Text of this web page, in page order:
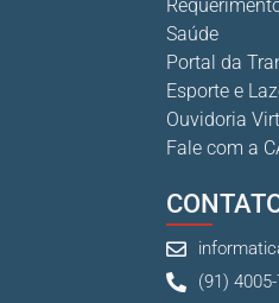
Neste sábado, dia 04 de
3 De Julho De 2026
Cuidar da saúde mental
1 De Julho De 2026
Saúde
Portal da
Esporte e
Ouvidoria
Fale com a
(91)